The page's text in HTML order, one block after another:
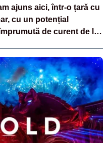
ajuns aici, într-o țară cu
cu un potențial
de curent de la